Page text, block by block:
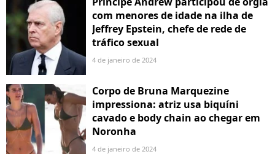
com menores de idade na ilha de
Jeffrey Epstein, chefe de rede de
tráfico sexual
4 de janeiro de 2024
Corpo de Bruna Marquezine
impressiona: atriz usa biquíni
cavado e body chain ao chegar em
Noronha
4 de janeiro de 2024